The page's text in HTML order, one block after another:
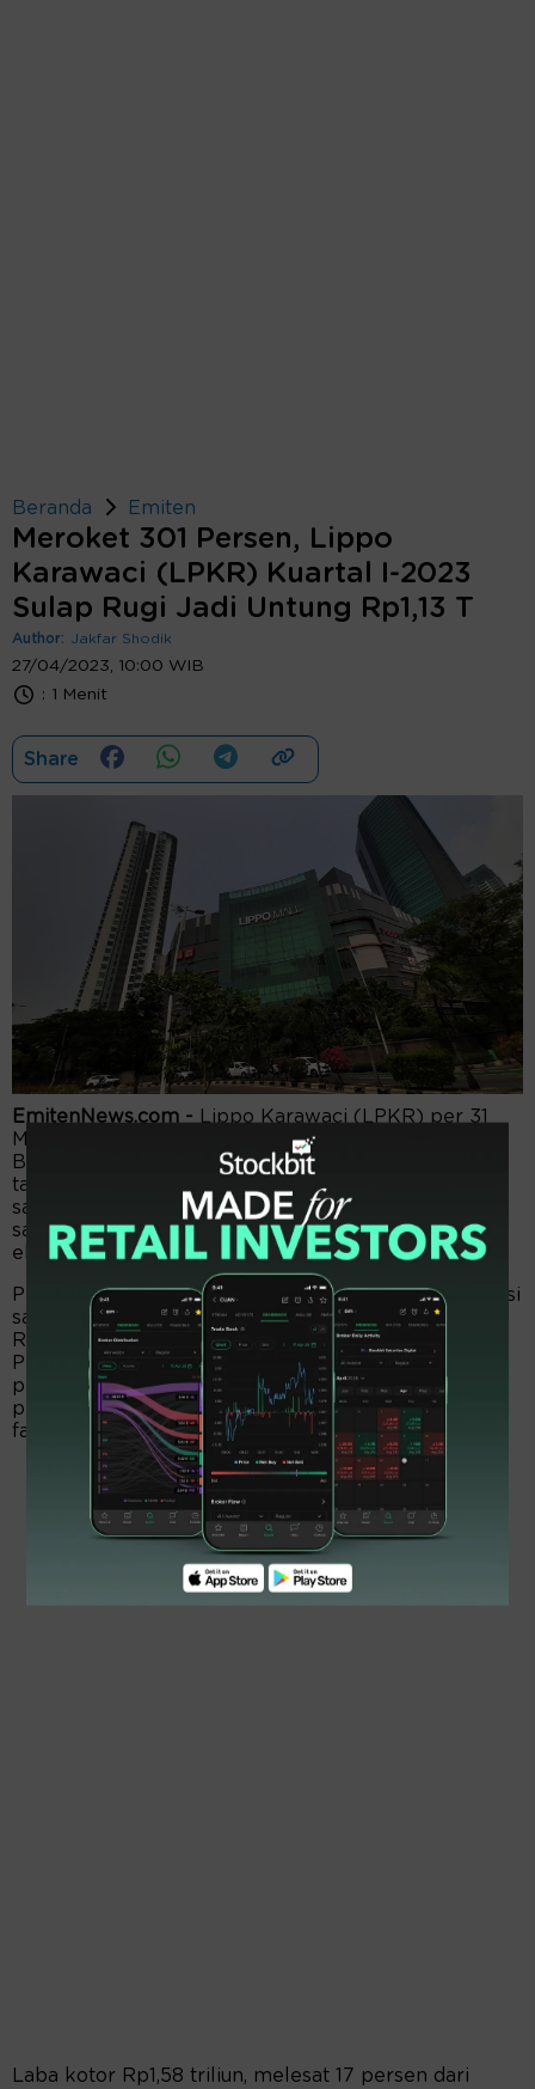
Beranda Emiten
Meroket 301 Persen, Lippo
Karawaci (LPKR) Kuartal I-2023
Sulap Rugi Jadi Untung Rp1,13 T
Author: Jakfar Shodik
27/04/2023, 10:00 WIB
: 1 Menit
Share
EmitenNews.com -
Lippo Karawaci (LPKR) per 31
Maret 2023 meraup laba bersih Rp1,13 triliun.
Berbalik melambung 301 persen dari periode sama
tahun lalu amsyong Rp567,55 miliar. So, laba per
saham dasar melesat menjadi Rp16,06 dari episode
sama tahun sebelumnya tekor Rp8,02 per
eksemplar.
Pendapatan Rp3,81 triliun, surplus 14 persen dari edisi
sama tahun lalu Rp3,33 triliun. Beban pajak final
Rp27,65 miliar, bengkak dari Rp24,80 miliar.
Pendapatan bersih Rp3,78 triliun naik 14 persen dari
periode sama tahun lalu Rp3,31 triliun. Beban pokok
pendapatan Rp2,20 triliun, menanjak 12 persen dari
fase sama tahun lalu Rp1,95 triliun.
Laba kotor Rp1,58 triliun, melesat 17 persen dari